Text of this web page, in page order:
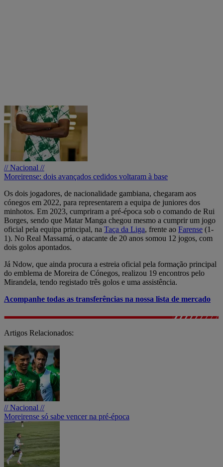
// Nacional //
Moreirense: dois avançados cedidos voltaram à base
Os dois jogadores, de nacionalidade gambiana, chegaram aos
cónegos em 2022, para representarem a equipa de juniores dos
minhotos. Em 2023, cumpriram a pré-época sob o comando de Rui
Borges, sendo que Matar Manga chegou mesmo a cumprir um jogo
oficial pela equipa principal, na Taça da Liga, frente ao Farense (1-
1). No Real Massamá, o atacante de 20 anos somou 12 jogos, com
dois golos apontados.
Já Ndow, que ainda procura a estreia oficial pela formação principal
do emblema de Moreira de Cónegos, realizou 19 encontros pelo
Mirandela, tendo registado três golos e uma assistência.
Acompanhe todas as transferências na nossa lista de mercado
Artigos Relacionados:
// Nacional //
Moreirense só sabe vencer na pré-época